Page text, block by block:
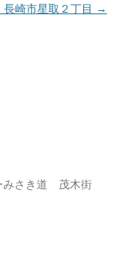
市星取２丁目 →
みさき道 茂木街